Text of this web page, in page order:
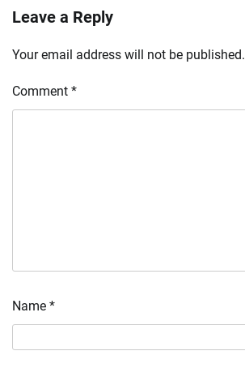
Leave a Reply
Your email address will not be published.
Comment *
Name *